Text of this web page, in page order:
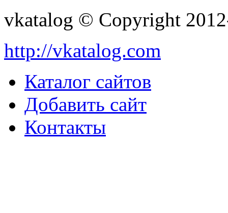
vkatalog © Copyright
http://vkatalog.com
Каталог сайтов
Добавить сайт
Контакты